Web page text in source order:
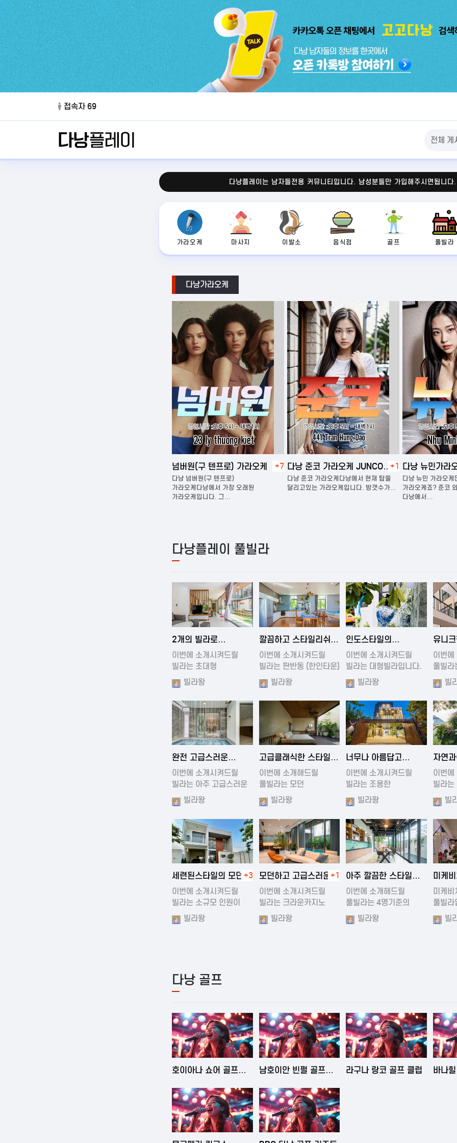
접속자 69
다낭플레이는 남자들전용 커뮤니티입니다. 남성분들만 가입해주시면됩니다.
가라오케 마사지 이발소 음식점 골프 풀빌라
다낭가라오케
넘버원(구 텐프로) 가라오케 +7
다낭 넘버원(구 텐프로)
가라오케다낭에서 가장 오래된
가라오케입니다. 그…
다낭 준코 가라오케 JUNCO
KARAOKE
+1
다낭 준코 가라오케다낭에서 현재 탑을
달리고있는 가라오케입니다. 방갯수가…
다낭 뉴민가라오케
다낭 뉴민 가라오케많
가라오케죠? 준코 와 뉴
다낭에서…
다낭플레이 풀빌라
2024-11-19 00:54
2개의 빌라로
구성되어있는 대형
풀빌…
이번에 소개시켜드릴
빌라는 초대형
빌라입니다.…
빌라왕
2024-11-19 01:27
깔끔하고 스타일리쉬
한 넓은 풀빌라
이번에 소개시켜드릴
빌라는 판반동 (한인타운)
에…빌라왕
2024-11-19 01:35
인도스타일의
유니크함을 가진
풀빌라
이번에 소개시켜드릴
빌라는 대형빌라입니다.
방7…빌라왕
유니
아름
이번에
풀빌라
스타빌
2024-11-19 01:13
완전 고급스러운
디자인의 빌라
이번에 소개시켜드릴
빌라는 아주 고급스러운
디자…빌라왕
2024-11-19 00:37
고급클래식한 스타일의
럭셔리 풀빌라
이번에 소개해드릴
풀빌라는 모던
원목스타일의 럭…
빌라왕
2024-11-19 01:47
너무나 아름답고
조용한 풀빌라
이번에 소개시켜드릴
빌라는 조용한
빌라입니다.…
빌라왕
자연
아름
이번에
빌라는
아름빌
2024-11-19 01:22
세련된스타일의 모던한
풀빌라
+3
이번에 소개시켜드릴
빌라는 소규모 인원이
왓을때…
빌라왕
2024-11-20 00:20
모던하고 고급스러운
풀빌라
+1
이번에 소개시켜드릴
빌라는 크라운카지노
근처의 …
빌라왕
2024-11-19 01:01
아주 깔끔한 스타일을
풀빌라
이번에 소개해드릴
풀빌라는 4명기준의
4룸빌라입…
빌라왕
미케
풀빌라
미케비
풀빌
아름빌
다낭 골프
2025-06-03 16:43
호이아나 쇼어 골프
2025-06-03 15:09
남호이안 빈펄 골프
2025-06-03 15:05
라구나 랑코 골프 클럽
바나
2025-06-03 14:50 2025-06-02 23:29